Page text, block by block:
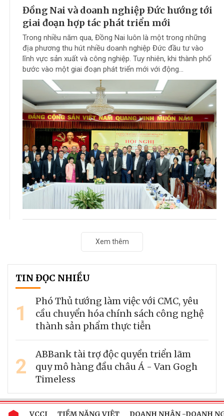
Đồng Nai và doanh nghiệp Đức hướng tới
giai đoạn hợp tác phát triển mới
Trong nhiều năm qua, Đồng Nai luôn là một trong những
địa phương thu hút nhiều doanh nghiệp Đức đầu tư vào
lĩnh vực sản xuất và công nghiệp. Tuy nhiên, khi thành phố
bước vào một giai đoạn phát triển mới với động...
Xem thêm
TIN ĐỌC NHIỀU
1
Phó Thủ tướng làm việc với CMC, yêu
cầu chuyển hóa chính sách công nghệ
thành sản phẩm thực tiễn
2
ABBank tài trợ độc quyền triển lãm
quy mô hàng đầu châu Á - Van Gogh
Timeless